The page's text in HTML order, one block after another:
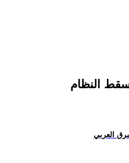
العربي